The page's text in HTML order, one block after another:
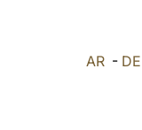
AR - DE